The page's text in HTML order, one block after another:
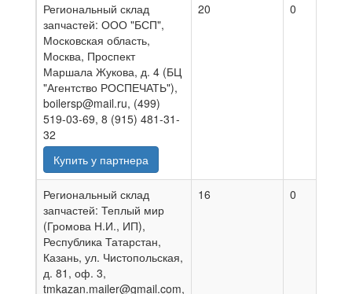
Региональный склад
запчастей: ООО "БСП",
Московская область,
Москва, Проспект
Маршала Жукова, д. 4 (БЦ
"Агентство РОСПЕЧАТЬ"),
boilersp@mail.ru, (499)
519-03-69, 8 (915) 481-31-
32
Купить у партнера
20 0
Региональный склад
запчастей: Теплый мир
(Громова Н.И., ИП),
Республика Татарстан,
Казань, ул. Чистопольская,
д. 81, оф. 3,
tmkazan.mailer@gmail.com,
16 0